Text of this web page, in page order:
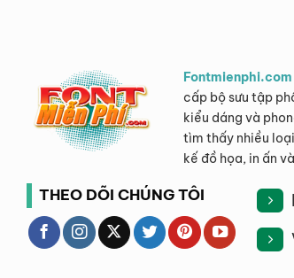
Fontmienphi.com
cấp bộ sưu tập
kiểu dáng và
tìm thấy nhiều
kế đồ họa, in ấn
THEO DÕI CHÚNG TÔI